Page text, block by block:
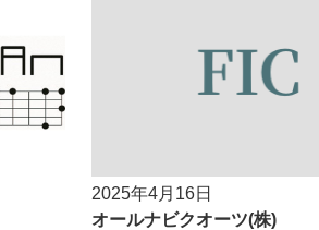
2025年4月16日
オールナビクオーツ(株)